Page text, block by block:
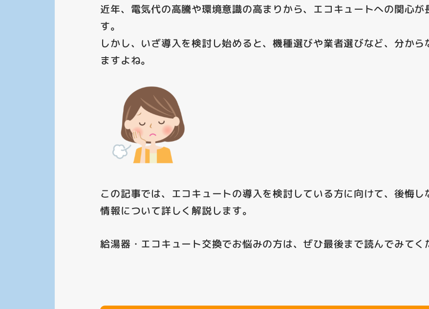
近年、電気代の高騰や環境意識の高まりから、エコキュートへの関心が
す。
しかし、いざ導入を検討し始めると、機種選びや業者選びなど、分か
ますよね。
この記事では、エコキュートの導入を検討している方に向けて、後悔
情報について詳しく解説します。
給湯器・エコキュート交換でお悩みの方は、ぜひ最後まで読んでみてく